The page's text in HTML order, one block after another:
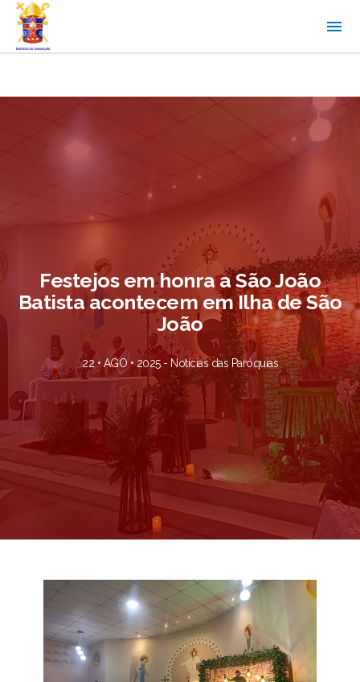
Festejos em honra a São João
Batista acontecem em Ilha de São
João
22 • AGO • 2025 -Notícias das Paróquias